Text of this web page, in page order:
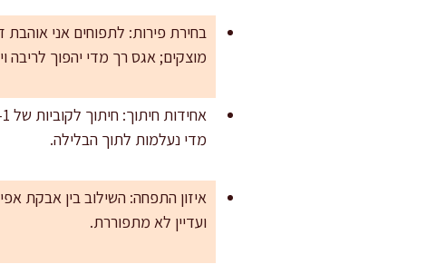
בחירת פירות: לתפוחים אני אוהבת
מוצקים; אגס רך מדי יהפוך לריבה
מדי נעלמות לתוך הבלילה.
איזון התפחה: השילוב בין אבקת
ועדיין לא מתפוררת.